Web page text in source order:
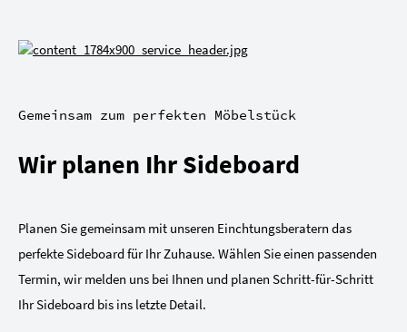
Gemeinsam zum perfekten Möbelstück
Wir planen Ihr Sideboard
Planen Sie gemeinsam mit unseren Einchtungsberatern das
perfekte Sideboard für Ihr Zuhause. Wählen Sie einen passenden
Termin, wir melden uns bei Ihnen und planen Schritt-für-Schritt
Ihr Sideboard bis ins letzte Detail.